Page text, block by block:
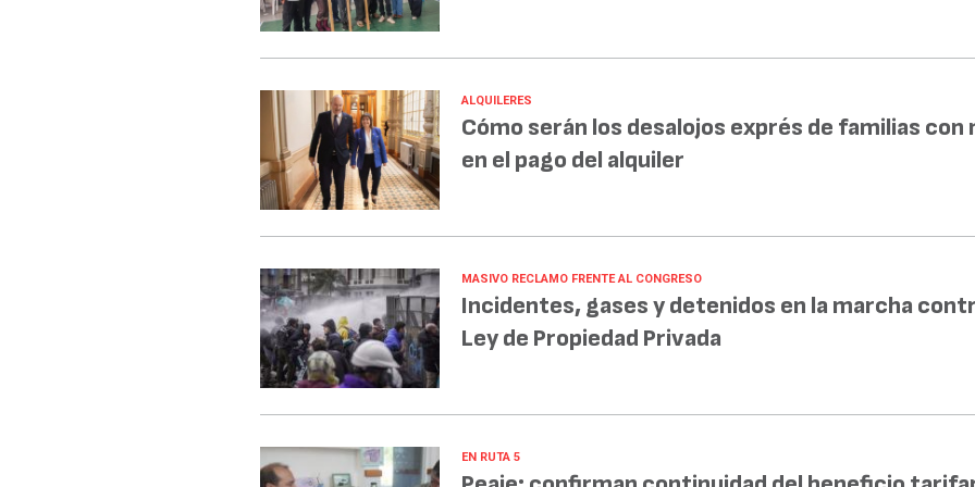
ALQUILERES
Cómo serán los desalojos exprés de familias con
en el pago del alquiler
MASIVO RECLAMO FRENTE AL CONGRESO
Incidentes, gases y detenidos en la marcha
Ley de Propiedad Privada
EN RUTA 5